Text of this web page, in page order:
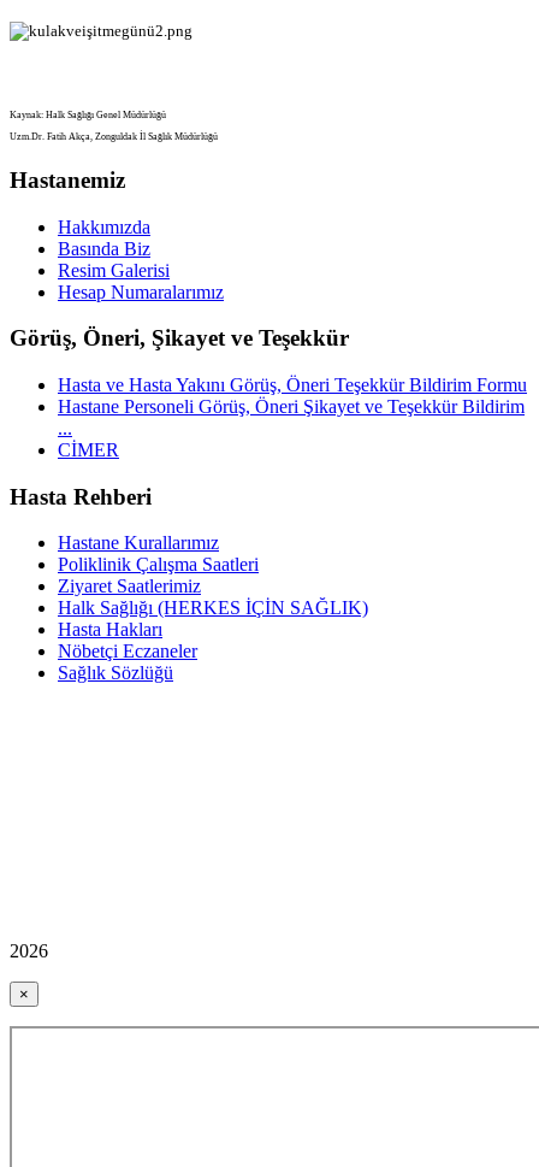
Kaynak: Halk Sağlığı Genel Müdürlüğü
Uzm.Dr. Fatih Akça, Zonguldak İl Sağlık Müdürlüğü
Hastanemiz
Hakkımızda
Basında Biz
Resim Galerisi
Hesap Numaralarımız
Görüş, Öneri, Şikayet ve Teşekkür
Hasta ve Hasta Yakını Görüş, Öneri Teşekkür Bildirim Formu
Hastane Personeli Görüş, Öneri Şikayet ve Teşekkür Bildirim
...
CİMER
Hasta Rehberi
Hastane Kurallarımız
Poliklinik Çalışma Saatleri
Ziyaret Saatlerimiz
Halk Sağlığı (HERKES İÇİN SAĞLIK)
Hasta Hakları
Nöbetçi Eczaneler
Sağlık Sözlüğü
2026
×